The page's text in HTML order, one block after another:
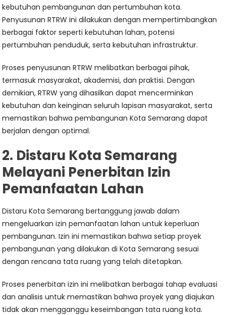
kebutuhan pembangunan dan pertumbuhan kota.
Penyusunan RTRW ini dilakukan dengan mempertimbangkan
berbagai faktor seperti kebutuhan lahan, potensi
pertumbuhan penduduk, serta kebutuhan infrastruktur.
Proses penyusunan RTRW melibatkan berbagai pihak,
termasuk masyarakat, akademisi, dan praktisi. Dengan
demikian, RTRW yang dihasilkan dapat mencerminkan
kebutuhan dan keinginan seluruh lapisan masyarakat, serta
memastikan bahwa pembangunan Kota Semarang dapat
berjalan dengan optimal.
2. Distaru Kota Semarang
Melayani Penerbitan Izin
Pemanfaatan Lahan
Distaru Kota Semarang bertanggung jawab dalam
mengeluarkan izin pemanfaatan lahan untuk keperluan
pembangunan. Izin ini memastikan bahwa setiap proyek
pembangunan yang dilakukan di Kota Semarang sesuai
dengan rencana tata ruang yang telah ditetapkan.
Proses penerbitan izin ini melibatkan berbagai tahap evaluasi
dan analisis untuk memastikan bahwa proyek yang diajukan
tidak akan mengganggu keseimbangan tata ruang kota.